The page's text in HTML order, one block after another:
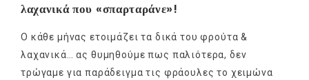
λαχανικά που «σπαρταράνε»!
Ο κάθε μήνας ετοιμάζει τα δικά του φρούτα &
λαχανικά… ας θυμηθούμε πως παλιότερα, δεν
τρώγαμε για παράδειγμα τις φράουλες το χειμώνα